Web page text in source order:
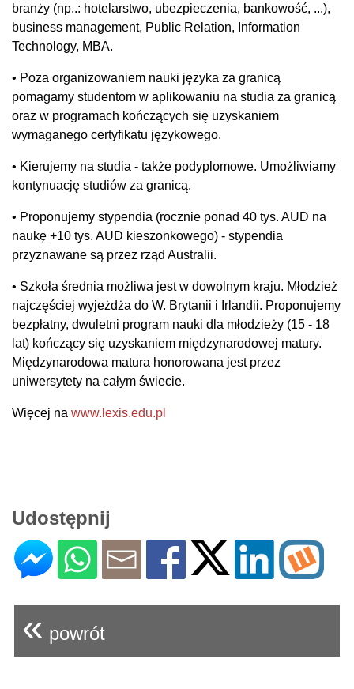
branży (np..: hotelarstwo, ubezpieczenia, bankowość, ...),
business management, Public Relation, Information
Technology, MBA.
• Poza organizowaniem nauki języka za granicą
pomagamy studentom w aplikowaniu na studia za granicą
oraz w programach kończących się uzyskaniem
wymaganego certyfikatu językowego.
• Kierujemy na studia - także podyplomowe. Umożliwiamy
kontynuację studiów za granicą.
• Proponujemy stypendia (rocznie ponad 40 tys. AUD na
naukę +10 tys. AUD kieszonkowego) - stypendia
przyznawane są przez rząd Australii.
• Szkoła średnia możliwa jest w dowolnym kraju. Młodzież
najczęściej wyjeżdża do W. Brytanii i Irlandii. Proponujemy
bezpłatny, dwuletni program nauki dla młodzieży (15 - 18
lat) kończący się uzyskaniem międzynarodowej matury.
Międzynarodowa matura honorowana jest przez
uniwersytety na całym świecie.
Więcej na www.lexis.edu.pl
Udostępnij
« powrót